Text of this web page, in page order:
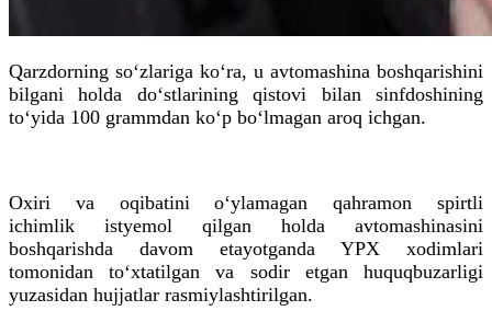
Qarzdorning so‘zlariga ko‘ra, u avtomashina boshqarishini
bilgani holda do‘stlariningqistovi bilan sinfdoshining
to‘yida 100 grammdan ko‘p bo‘lmagan aroq ichgan.
Oxiri va oqibatini o‘ylamagan qahramon spirtli
ichimlik istyemol qilgan holda avtomashinasini
boshqarishda davom etayotgandaYPX xodimlari
tomonidan to‘xtatilgan va sodir etgan huquqbuzarligi
yuzasidan hujjatlar rasmiylashtirilgan.